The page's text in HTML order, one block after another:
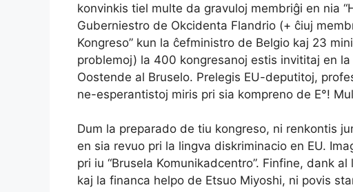
konvinkis tiel multe da gravuloj membriĝi en nia
Guberniestro de Okcidenta Flandrio (+ ĉiuj
Kongreso” kun la ĉefministro de Belgio kaj 23
problemoj) la 400 kongresanoj estis invititaj en
Oostende al Bruselo. Prelegis EU-deputitoj,
ne-esperantistoj miris pri sia kompreno de E°!
Dum la preparado de tiu kongreso, ni renkontis
en sia revuo pri la lingva diskriminacio en EU.
pri iu “Brusela Komunikadcentro”. Finfine, dank
kaj la financa helpo de Etsuo Miyoshi, ni povis